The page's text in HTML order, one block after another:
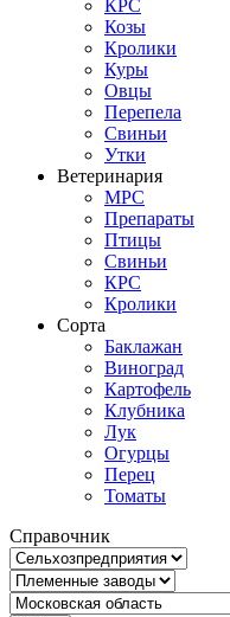
КРС
Козы
Кролики
Куры
Овцы
Перепела
Свиньи
Утки
Ветеринария
МРС
Препараты
Птицы
Свиньи
КРС
Кролики
Сорта
Баклажан
Виноград
Картофель
Клубника
Лук
Огурцы
Перец
Томаты
Справочник